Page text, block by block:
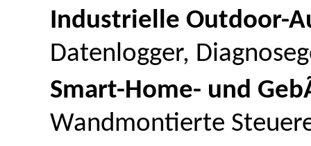
Industrielle Outdoor-
Datenlogger,
Smart-Home- und
Wandmontierte